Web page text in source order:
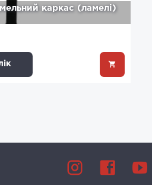
каркас (ламелі)